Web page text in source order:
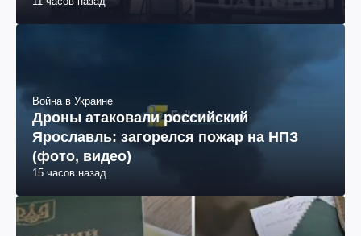
Война в Украине
Дроны атаковали российский
Ярославль: загорелся пожар на НПЗ
(фото, видео)
15 часов назад